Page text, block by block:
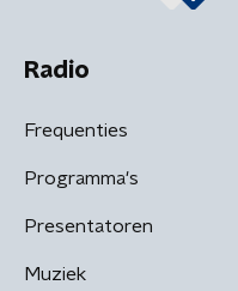
Radio
Frequenties
Programma's
Presentatoren
Muziek